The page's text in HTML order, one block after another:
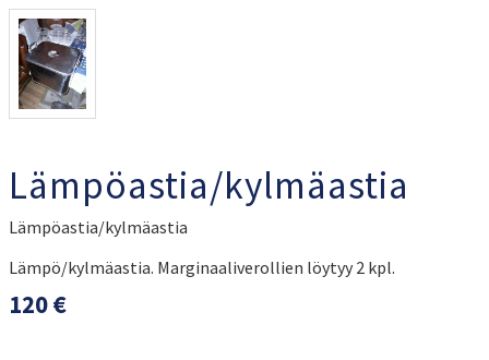
Lämpöastia/kylmäastia
Lämpöastia/kylmäastia
Lämpö/kylmäastia. Marginaaliverollien löytyy 2 kpl.
120 €